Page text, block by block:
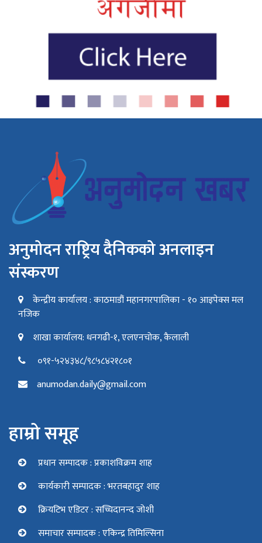
अनुमोदन राष्ट्रिय दैनिकको अनलाइन
संस्करण
केन्द्रीय कार्यालय : काठमाडौं महानगरपालिका - १० आइपेक्स मल
नजिक
शाखा कार्यालय: धनगढी-१, एलएनचोक, कैलाली
०९१-५२४३४८/९८५८४२१८०१
anumodan.daily@gmail.com
हाम्रो समूह
प्रधान सम्पादक : प्रकाशविक्रम शाह
कार्यकारी सम्पादक : भरतबहादुर शाह
क्रियटिभ एडिटर : सच्चिदानन्द जोशी
समाचार सम्पादक : एकिन्द्र तिमिल्सिना